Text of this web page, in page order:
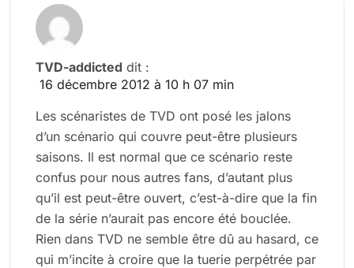
TVD-addicted dit :
16 décembre 2012 à 10 h 07 min
Les scénaristes de TVD ont posé les jalons
d’un scénario qui couvre peut-être plusieurs
saisons. Il est normal que ce scénario reste
confus pour nous autres fans, d’autant plus
qu’il est peut-être ouvert, c’est-à-dire que la fin
de la série n’aurait pas encore été bouclée.
Rien dans TVD ne semble être dû au hasard, ce
qui m’incite à croire que la tuerie perpétrée par